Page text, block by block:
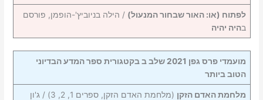
לפתוח (או: האור שבחור המנעול) / הילה בניוביץ'-הופמן, פורסם
בהיה יהיה
מועמדי פרס גפן 2021 שלב ב בקטגורית ספר המדע הבדיוני
הטוב ביותר
מלחמת האדם הזקן
(מלחמת האדם הזקן, ספרים 1, 2, 3) / ג'ון